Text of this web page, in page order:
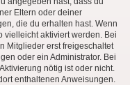
Eltern oder deiner
die du erhalten hast. Wenn
vielleicht aktiviert werden. Bei
Mitglieder erst freigeschaltet
oder ein Administrator. Bei
nötig ist oder nicht.
enthaltenen Anweisungen.